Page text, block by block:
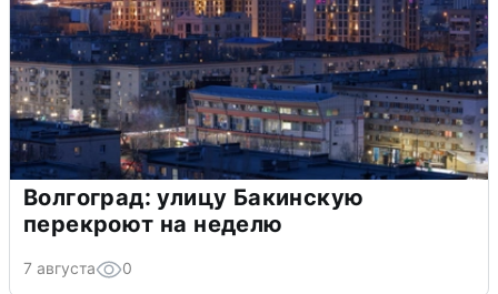
Волгоград: улицу Бакинскую
перекроют на неделю
7 августа 0